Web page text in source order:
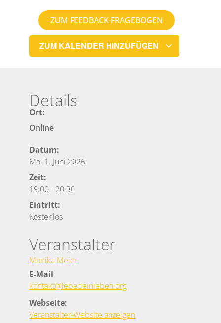
ZUM FEEDBACK-FRAGEBOGEN
ZUM KALENDER HINZUFÜGEN
Details
Ort:
Online
Datum:
Mo. 1. Juni 2026
Zeit:
19:00- 20:30
Eintritt:
Kostenlos
Veranstalter
Monika Meier
E-Mail
kontakt@lebedeinleben.org
Webseite:
Veranstalter-Website anzeigen